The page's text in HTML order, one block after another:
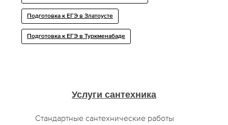
Подготовка к ЕГЭ в Златоусте
Подготовка к ЕГЭ в Туркменабаде
Услуги сантехника
Стандартные сантехнические работы